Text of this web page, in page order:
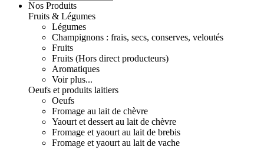
Nos Produits
Fruits & Légumes
Légumes
Champignons : frais, secs, conserves, veloutés
Fruits
Fruits (Hors direct producteurs)
Aromatiques
Voir plus...
Oeufs et produits laitiers
Oeufs
Fromage au lait de chèvre
Yaourt et dessert au lait de chèvre
Fromage et yaourt au lait de brebis
Fromage et yaourt au lait de vache